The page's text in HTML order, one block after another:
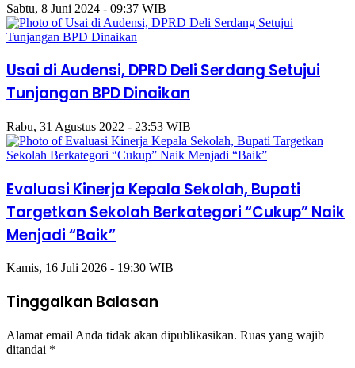
Sabtu, 8 Juni 2024 - 09:37 WIB
Usai di Audensi, DPRD Deli Serdang Setujui
Tunjangan BPD Dinaikan
Rabu, 31 Agustus 2022 - 23:53 WIB
Evaluasi Kinerja Kepala Sekolah, Bupati
Targetkan Sekolah Berkategori “Cukup” Naik
Menjadi “Baik”
Kamis, 16 Juli 2026 - 19:30 WIB
Tinggalkan Balasan
Alamat email Anda tidak akan dipublikasikan. Ruas yang wajib
ditandai *